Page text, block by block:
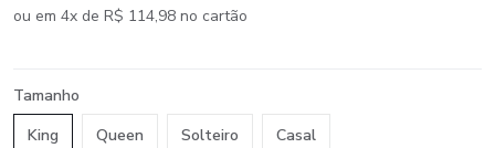
ou em 4x de R$ 114,98 no cartão
Tamanho
King
Queen Solteiro
Casal